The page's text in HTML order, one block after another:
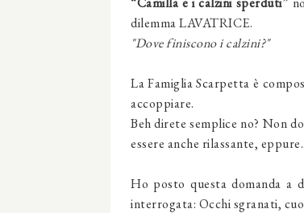
dilemma LAVATRICE.
"Dove finiscono i calzini?"
La Famiglia Scarpetta è
accoppiare.
Beh direte semplice no? Non
essere anche rilassante,
Ho posto questa domanda a
interrogata: Occhi sgranati,